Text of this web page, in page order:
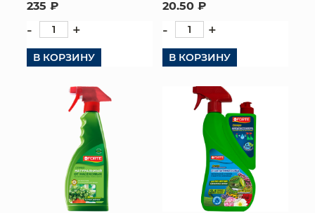
235 ₽
- +
В КОРЗИНУ
20.50 ₽
- +
В КОРЗИНУ